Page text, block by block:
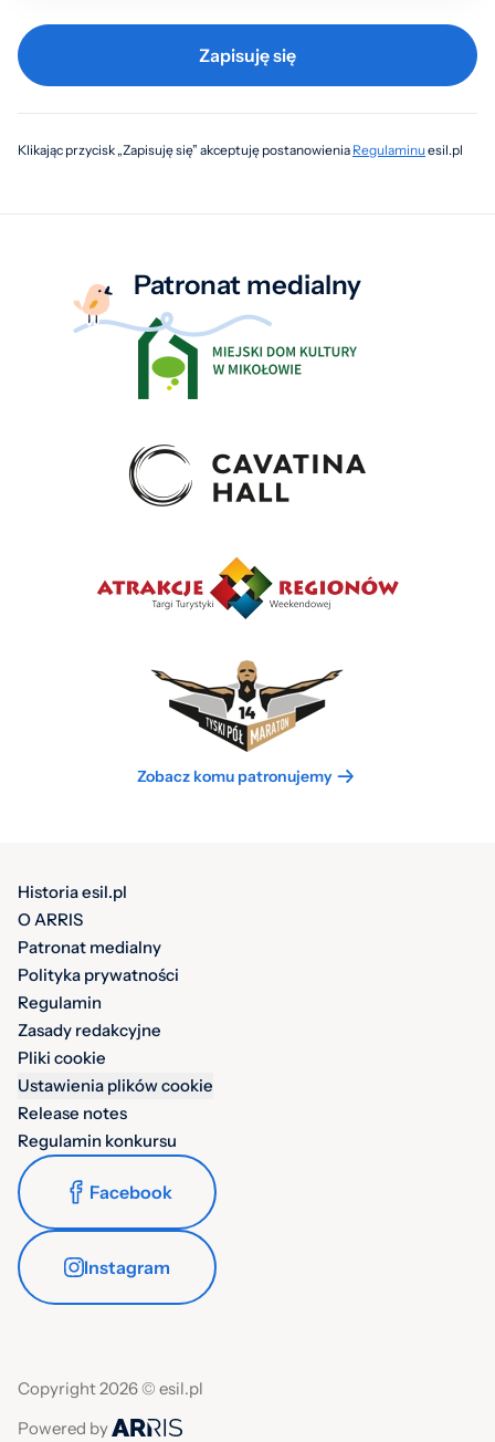
Zapisuję się
Klikając przycisk „Zapisuję się” akceptuję postanowienia Regulaminuesil.pl
Patronat medialny
Zobacz komu patronujemy
Historia esil.pl
O ARRIS
Patronat medialny
Polityka prywatności
Regulamin
Zasady redakcyjne
Pliki cookie
Ustawienia plików cookie
Release notes
Regulamin konkursu
Facebook
Instagram
Copyright 2026 © esil.pl
Powered by